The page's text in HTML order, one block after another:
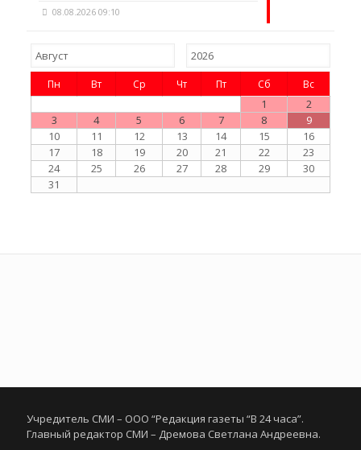
08.08.2026 09:10
Пн Вт Ср Чт Пт Сб Вс
1
2
3
4 5 6 7 8
9
10
11 12 13 14 15
16
17
18 19 20 21 22
23
24
25 26 27 28 29
30
31
Учредитель СМИ – ООО “Редакция газеты “В 24 часа”.
Главный редактор СМИ – Дремова Светлана Андреевна.